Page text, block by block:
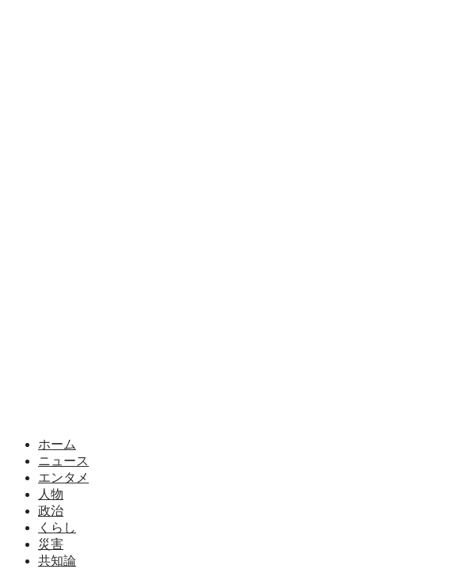
ホーム
ニュース
エンタメ
人物
政治
くらし
災害
共知論